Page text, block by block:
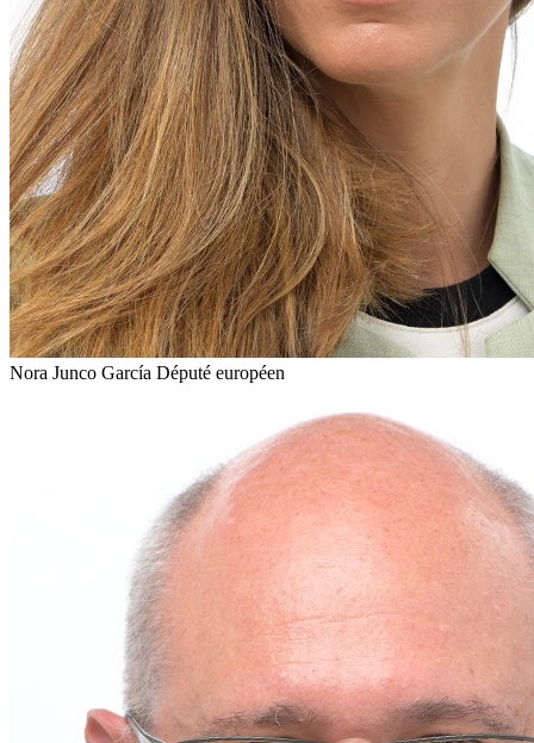
Nora Junco García Député européen